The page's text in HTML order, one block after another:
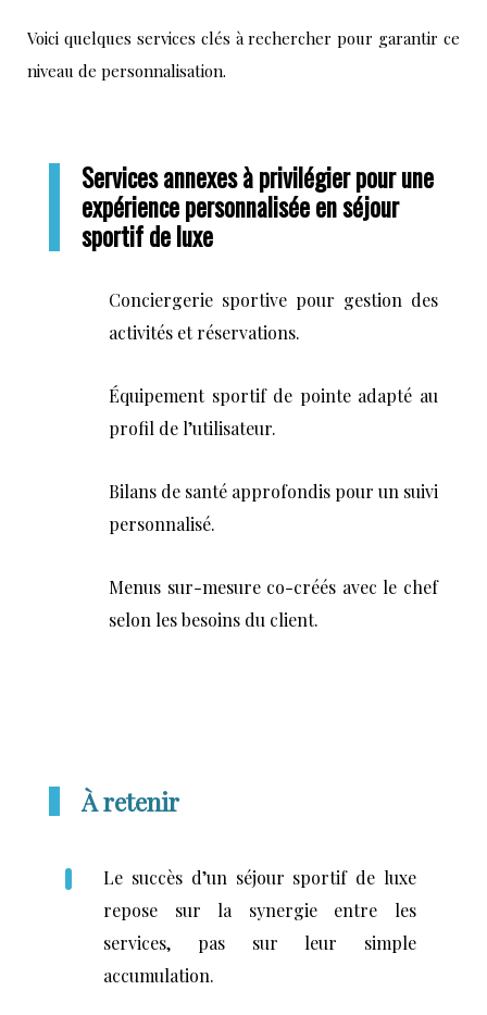
Voici quelques services clés à rechercher pour garantir ce
niveau de personnalisation.
Services annexes à privilégier pour une
expérience personnalisée en séjour
sportif de luxe
Conciergerie sportive pour gestion des
activités et réservations.
Équipement sportif de pointe adapté au
profil de l’utilisateur.
Bilans de santé approfondis pour un suivi
personnalisé.
Menus sur-mesure co-créés avec le chef
selon les besoins du client.
À retenir
Le succès d’un séjour sportif de luxe
repose sur la synergie entre les
services, pas sur leur simple
accumulation.